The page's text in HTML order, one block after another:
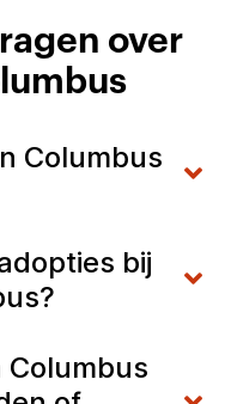
over
Columbus
bij
Columbus